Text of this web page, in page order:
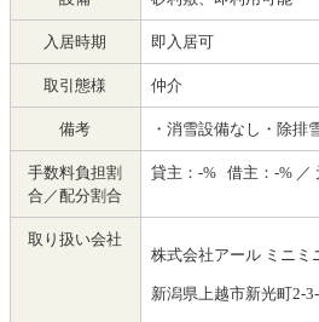
入居時期 即入居可
取引態様 仲介
備考 ・消雪設備なし・除排
手数料負担割
合／配分割合
貸主：-% 借主：-% ／
取り扱い会社
株式会社アール ミニミ
新潟県上越市新光町2-3-